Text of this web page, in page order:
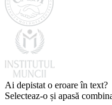
Ai depistat o eroare în text?
Selecteaz-o și apasă